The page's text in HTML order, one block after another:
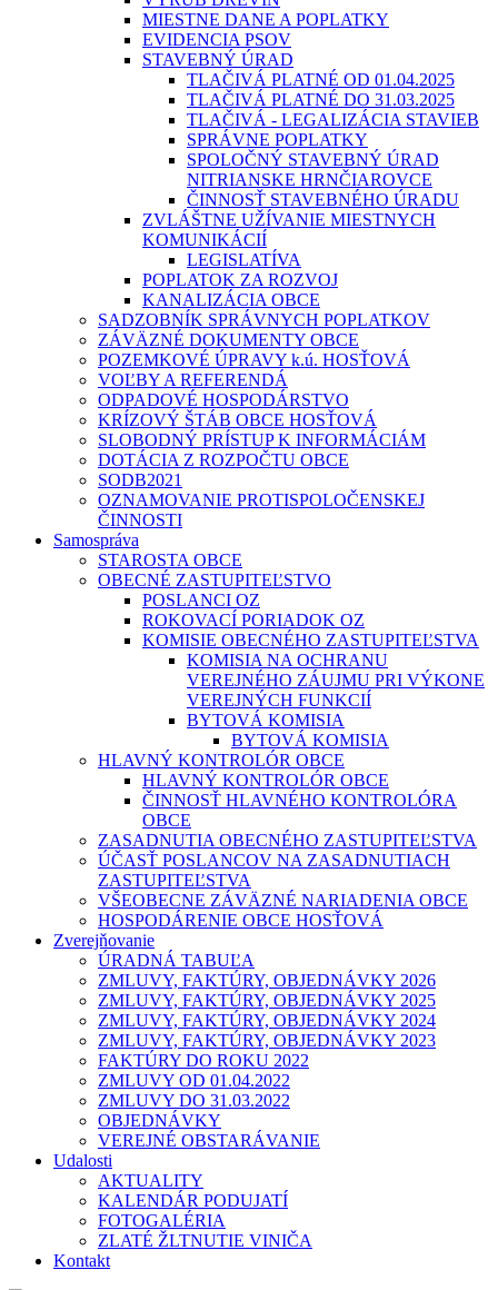
MIESTNE DANE A POPLATKY
EVIDENCIA PSOV
STAVEBNÝ ÚRAD
TLAČIVÁ PLATNÉ OD 01.04.2025
TLAČIVÁ PLATNÉ DO 31.03.2025
TLAČIVÁ - LEGALIZÁCIA STAVIEB
SPRÁVNE POPLATKY
SPOLOČNÝ STAVEBNÝ ÚRAD
NITRIANSKE HRNČIAROVCE
ČINNOSŤ STAVEBNÉHO ÚRADU
ZVLÁŠTNE UŽÍVANIE MIESTNYCH
KOMUNIKÁCIÍ
LEGISLATÍVA
POPLATOK ZA ROZVOJ
KANALIZÁCIA OBCE
SADZOBNÍK SPRÁVNYCH POPLATKOV
ZÁVÄZNÉ DOKUMENTY OBCE
POZEMKOVÉ ÚPRAVY k.ú. HOSŤOVÁ
VOĽBY A REFERENDÁ
ODPADOVÉ HOSPODÁRSTVO
KRÍZOVÝ ŠTÁB OBCE HOSŤOVÁ
SLOBODNÝ PRÍSTUP K INFORMÁCIÁM
DOTÁCIA Z ROZPOČTU OBCE
SODB2021
OZNAMOVANIE PROTISPOLOČENSKEJ
ČINNOSTI
Samospráva
STAROSTA OBCE
OBECNÉ ZASTUPITEĽSTVO
POSLANCI OZ
ROKOVACÍ PORIADOK OZ
KOMISIE OBECNÉHO ZASTUPITEĽSTVA
KOMISIA NA OCHRANU
VEREJNÉHO ZÁUJMU PRI VÝKONE
VEREJNÝCH FUNKCIÍ
BYTOVÁ KOMISIA
BYTOVÁ KOMISIA
HLAVNÝ KONTROLÓR OBCE
HLAVNÝ KONTROLÓR OBCE
ČINNOSŤ HLAVNÉHO KONTROLÓRA
OBCE
ZASADNUTIA OBECNÉHO ZASTUPITEĽSTVA
ÚČASŤ POSLANCOV NA ZASADNUTIACH
ZASTUPITEĽSTVA
VŠEOBECNE ZÁVÄZNÉ NARIADENIA OBCE
HOSPODÁRENIE OBCE HOSŤOVÁ
Zverejňovanie
ÚRADNÁ TABUĽA
ZMLUVY, FAKTÚRY, OBJEDNÁVKY 2026
ZMLUVY, FAKTÚRY, OBJEDNÁVKY 2025
ZMLUVY, FAKTÚRY, OBJEDNÁVKY 2024
ZMLUVY, FAKTÚRY, OBJEDNÁVKY 2023
FAKTÚRY DO ROKU 2022
ZMLUVY OD 01.04.2022
ZMLUVY DO 31.03.2022
OBJEDNÁVKY
VEREJNÉ OBSTARÁVANIE
Udalosti
AKTUALITY
KALENDÁR PODUJATÍ
FOTOGALÉRIA
ZLATÉ ŽLTNUTIE VINIČA
Kontakt